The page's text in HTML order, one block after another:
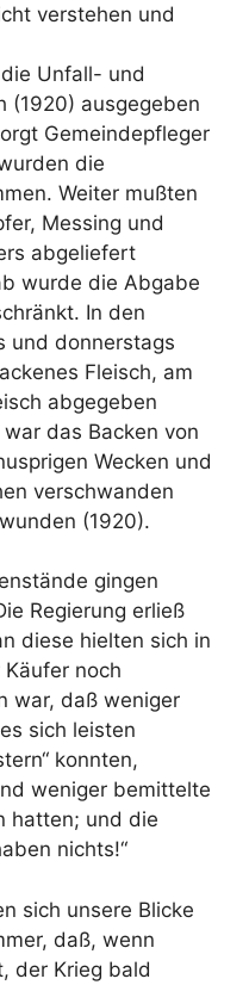
verstehen und
Unfall- und
(1920) ausgegeben
Gemeindepfleger
die
Weiter mußten
Messing und
abgeliefert
wurde die Abgabe
In den
und donnerstags
Fleisch, am
abgegeben
das Backen von
Wecken und
verschwanden
(1920).
gingen
Regierung erließ
diese hielten sich in
noch
war, daß weniger
sich leisten
konnten,
weniger bemittelte
hatten; und die
nichts!“
sich unsere Blicke
daß, wenn
der Krieg bald